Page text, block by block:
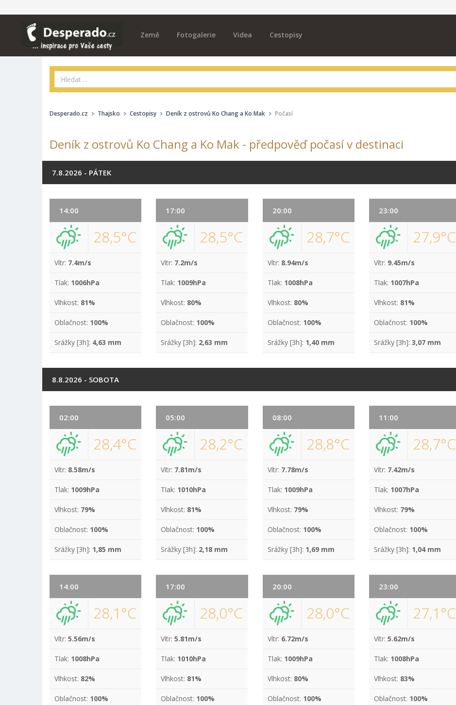
Země Fotogalerie Videa Cestopisy
Desperado.cz Thajsko Cestopisy Deník z ostrovů Ko Chang a Ko Mak Počasí
Deník z ostrovů Ko Chang a Ko Mak - předpověď počasí v destinaci
7.8.2026 - PÁTEK
14:00
28,5°C
Vítr: 7.4m/s
Tlak: 1006hPa
Vlhkost: 81%
Oblačnost: 100%
Srážky [3h]: 4,63 mm
17:00
28,5°C
Vítr: 7.2m/s
Tlak: 1009hPa
Vlhkost: 80%
Oblačnost: 100%
Srážky [3h]: 2,63 mm
20:00
28,7°C
Vítr: 8.94m/s
Tlak: 1008hPa
Vlhkost: 80%
Oblačnost: 100%
Srážky [3h]: 1,40 mm
23:00
27,9°C
Vítr: 9.45m/s
Tlak: 1007hPa
Vlhkost: 81%
Oblačnost: 100%
Srážky [3h]:3,07 mm
8.8.2026 - SOBOTA
02:00
28,4°C
Vítr: 8.58m/s
Tlak: 1009hPa
Vlhkost: 79%
Oblačnost: 100%
Srážky [3h]: 1,85 mm
05:00
28,2°C
Vítr: 7.81m/s
Tlak: 1010hPa
Vlhkost: 81%
Oblačnost: 100%
Srážky [3h]: 2,18 mm
08:00
28,8°C
Vítr: 7.78m/s
Tlak: 1009hPa
Vlhkost: 79%
Oblačnost: 100%
Srážky [3h]: 1,69 mm
11:00
28,7°C
Vítr: 7.42m/s
Tlak: 1007hPa
Vlhkost: 79%
Oblačnost: 100%
Srážky [3h]: 1,04 mm
14:00
28,1°C
Vítr: 5.56m/s
Tlak: 1008hPa
Vlhkost: 82%
Oblačnost: 100%
17:00
28,0°C
Vítr:5.81m/s
Tlak: 1010hPa
Vlhkost: 81%
Oblačnost: 100%
20:00
28,0°C
Vítr: 6.72m/s
Tlak: 1009hPa
Vlhkost: 80%
Oblačnost: 100%
23:00
27,1°C
Vítr:5.62m/s
Tlak: 1008hPa
Vlhkost: 83%
Oblačnost: 100%